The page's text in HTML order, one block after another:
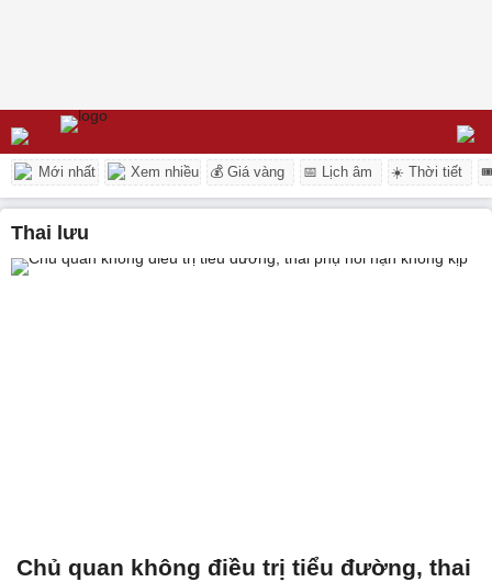
Mới nhất Xem nhiều 💰 Giá vàng 📅 Lịch âm ☀️ Thời tiết
thai lưu
Chủ quan không điều trị tiểu đường, thai